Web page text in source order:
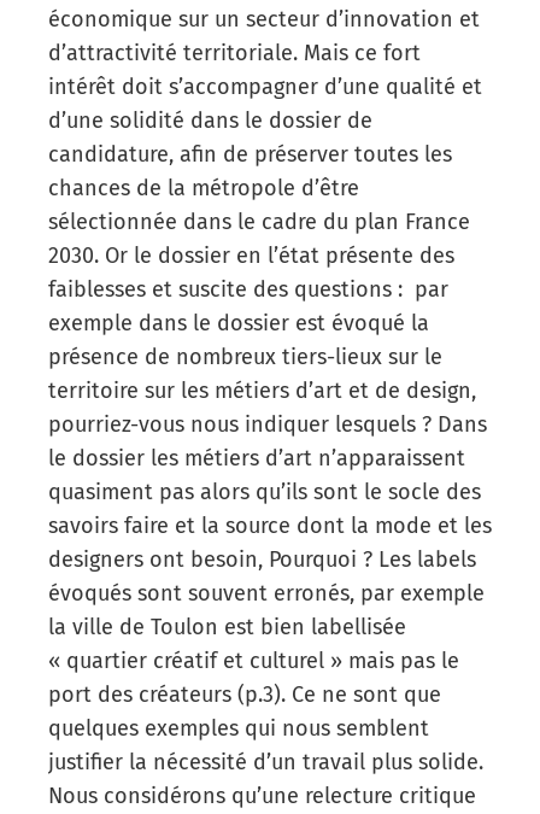
économique sur un secteur d’innovation et
d’attractivité territoriale. Mais ce fort
intérêt doit s’accompagner d’une qualité et
d’une solidité dans le dossier de
candidature, afin de préserver toutes les
chances de la métropole d’être
sélectionnée dans le cadre du plan France
2030. Or le dossier en l’état présente des
faiblesses et suscite des questions : par
exemple dans le dossier est évoqué la
présence de nombreux tiers-lieux sur le
territoire sur les métiers d’art et de design,
pourriez-vous nous indiquer lesquels ? Dans
le dossier les métiers d’art n’apparaissent
quasiment pas alors qu’ils sont le socle des
savoirs faire et la source dont la mode et les
designers ont besoin, Pourquoi ? Les labels
évoqués sont souvent erronés, par exemple
la ville de Toulon est bien labellisée
« quartier créatif et culturel » mais pas le
port des créateurs (p.3). Ce ne sont que
quelques exemples qui nous semblent
justifier la nécessité d’un travail plus solide.
Nous considérons qu’une relecture critique